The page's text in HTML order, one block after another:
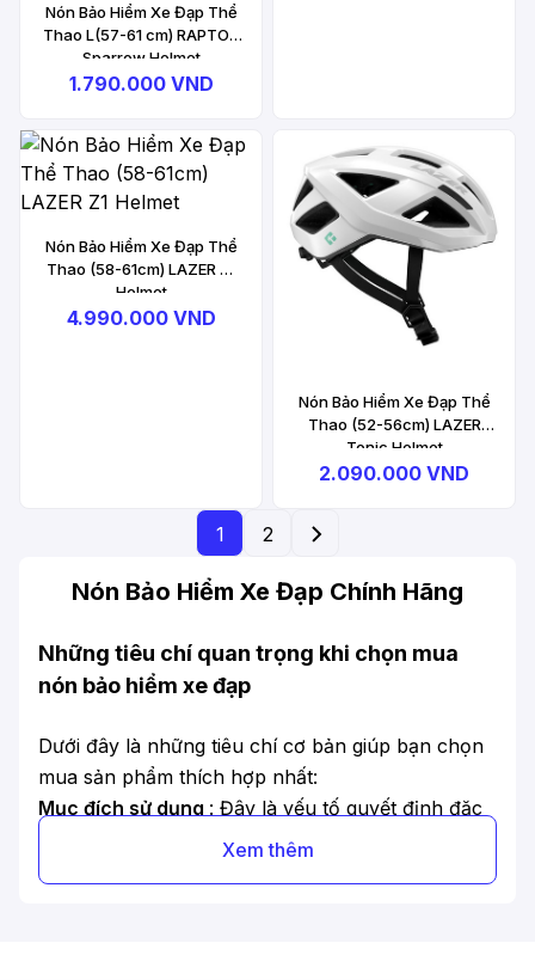
Nón Bảo Hiểm Xe Đạp Thể
Thao L(57-61 cm) RAPTOR
Sparrow Helmet
1.790.000 VND
Nón Bảo Hiểm Xe Đạp Thể
Thao (58-61cm) LAZER Z1
Helmet
4.990.000 VND
Nón Bảo Hiểm Xe Đạp Thể
Thao (52-56cm) LAZER
Tonic Helmet
2.090.000 VND
1 2
Nón Bảo Hiểm Xe Đạp Chính Hãng
Những tiêu chí quan trọng khi chọn mua
nón bảo hiểm xe đạp
Dưới đây là những tiêu chí cơ bản giúp bạn chọn
mua sản phẩm thích hợp nhất:
Mục đích sử dụng : Đây là yếu tố quyết định đặc
điểm của từng loại nón. Ví dụ, nón bảo hiểm đi
phượt thường có trọng lượng nhẹ và nhiều lỗ hở
Xem thêm